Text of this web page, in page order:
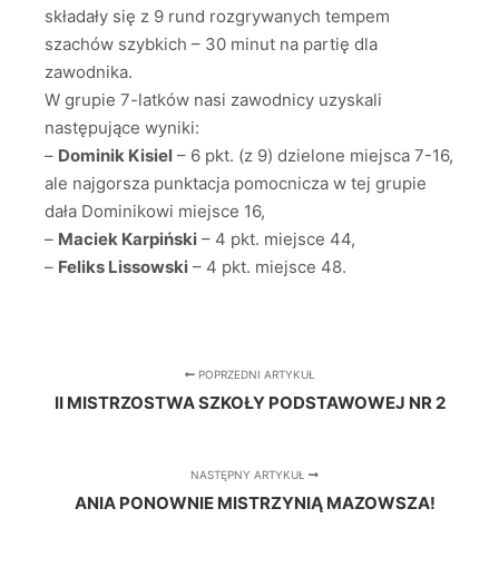
składały się z 9 rund rozgrywanych tempem
szachów szybkich – 30 minut na partię dla
zawodnika.
W grupie 7-latków nasi zawodnicy uzyskali
następujące wyniki:
– Dominik Kisiel – 6 pkt. (z 9) dzielone miejsca 7-16,
ale najgorsza punktacja pomocnicza w tej grupie
dała Dominikowi miejsce 16,
– Maciek Karpiński – 4 pkt. miejsce 44,
– Feliks Lissowski – 4 pkt. miejsce 48.
POPRZEDNI ARTYKUŁ
II MISTRZOSTWA SZKOŁY PODSTAWOWEJ NR 2
NASTĘPNY ARTYKUŁ
ANIA PONOWNIE MISTRZYNIĄ MAZOWSZA!